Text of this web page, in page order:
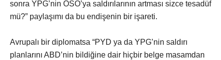
sonra YPG’nin ÖSO’ya saldırılarının artması sizce tesadüf
mü?” paylaşımı da bu endişenin bir işareti.
Avrupalı bir diplomatsa “PYD ya da YPG’nin saldırı
planlarını ABD’nin bildiğine dair hiçbir belge masamdan